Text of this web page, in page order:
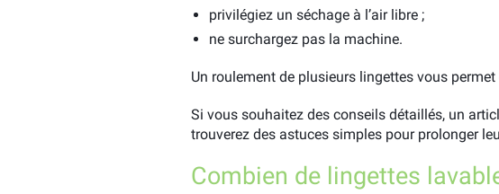
privilégiez un séchage à l’air libre ;
ne surchargez pas la machine.
Un roulement de plusieurs lingettes vous
Si vous souhaitez des conseils détaillés, un
trouverez des astuces simples pour prolonger
Combien de lingettes